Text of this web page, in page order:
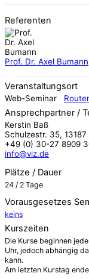
Referenten
Prof. Dr. Axel Bumann
Veranstaltungsort
Web-Seminar
Ansprechpartner /
Kerstin Baß
Schulzestr. 35, 13187
+49 (0) 30-27 8909
info@viz.de
Plätze / Dauer
24 / 2 Tage
Vorausgesetzes
keins
Kurszeiten
Die Kurse beginnen
Uhr, jedoch abhängig
kann.
Am letzten Kurstag